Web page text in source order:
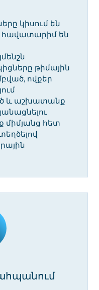
կիսում են
հավատարիմ են
թիմային
ովքեր
և աշխատանք
միմյանց հետ